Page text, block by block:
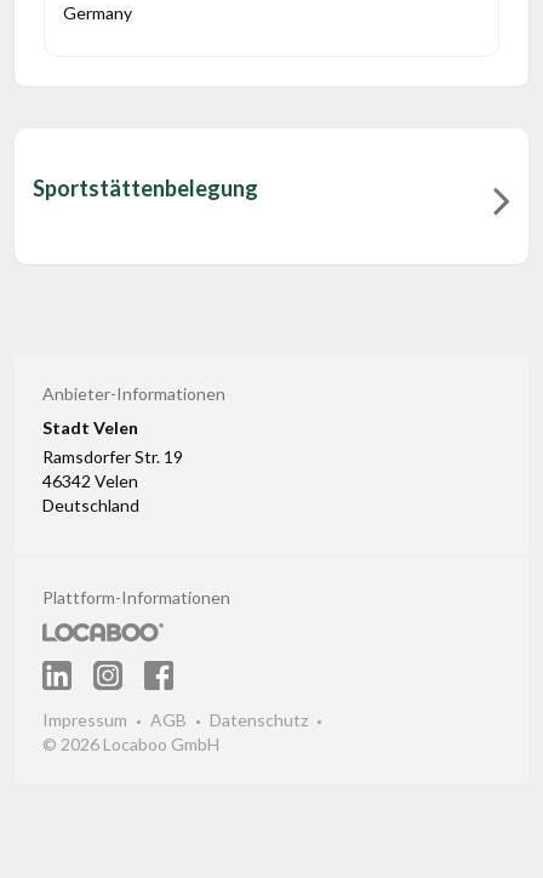
Germany
Sportstättenbelegung
Anbieter-Informationen
Stadt Velen
Ramsdorfer Str. 19
46342 Velen
Deutschland
Plattform-Informationen
Impressum AGB
Datenschutz
© 2026 Locaboo GmbH